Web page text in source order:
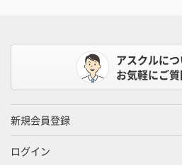
アスクルに
お気軽にご質
新規会員登録
ログイン